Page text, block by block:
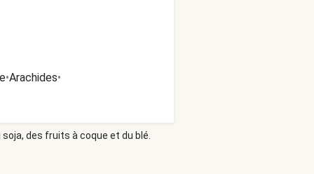
•Arachides•
des fruits à coque et du blé.